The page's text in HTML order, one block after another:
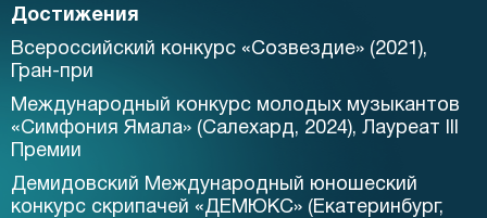
Достижения
Всероссийский конкурс «Созвездие» (2021),
Гран-при
Международный конкурс молодых музыкантов
«Симфония Ямала» (Салехард, 2024), Лауреат III
Премии
Демидовский Международный юношеский
конкурс скрипачей «ДЕМЮКС» (Екатеринбург,